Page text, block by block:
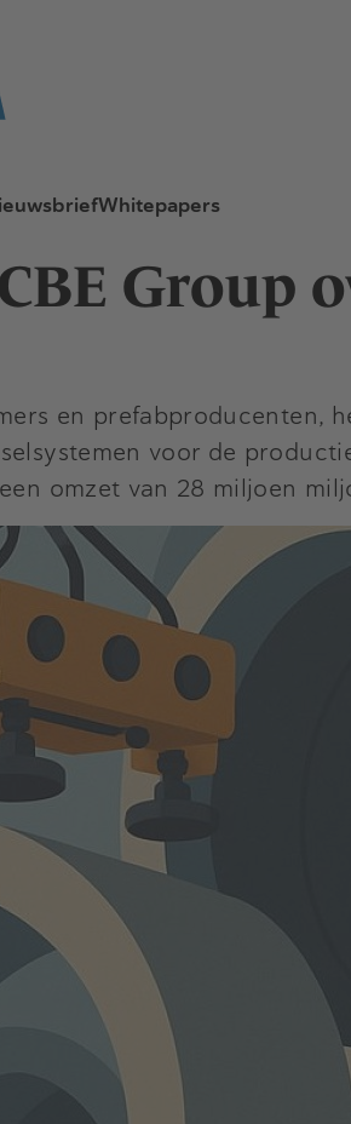
Whitepapers
Group
en prefabproducenten,
voor de
omzet van 28 miljoen